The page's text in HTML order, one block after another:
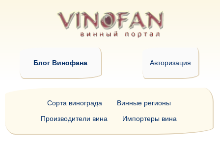
Блог Винофана Авторизация
Сорта винограда
Винные регионы
Производители вина
Импортеры вина